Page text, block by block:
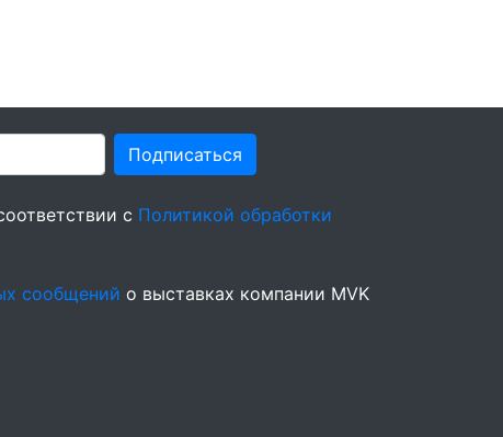
Подписаться
с Политикой обработки
сообщений о выставках компании MVK